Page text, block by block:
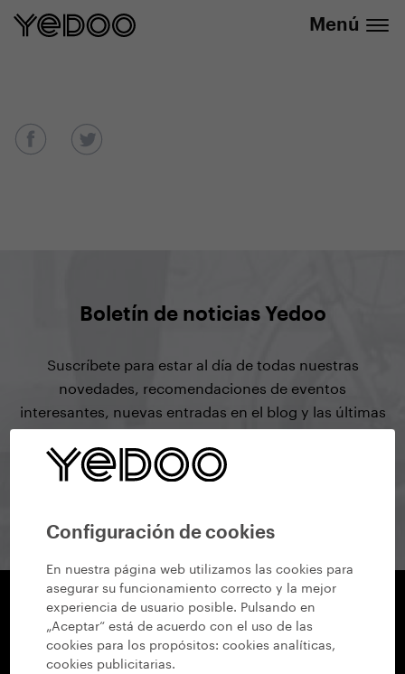
Configuración de cookies
En nuestra página web utilizamos las cookies para
asegurar su funcionamiento correcto y la mejor
experiencia de usuario posible. Pulsando en
„Aceptar“ está de acuerdo con el uso de las
cookies para los propósitos:cookies analíticas,
cookies publicitarias.
Menú
Boletín de noticias Yedoo
Suscríbete para estar al día de todas nuestras
novedades, recomendaciones de eventos
interesantes, nuevas entradas en el blog y las últimas
actualizaciones de nuestros productos.
Yedoo
+420 737 279 228 info@yedoo.eu